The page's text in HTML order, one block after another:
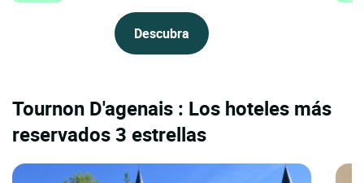
Descubra
Tournon D'agenais : Los hoteles más
reservados 3 estrellas